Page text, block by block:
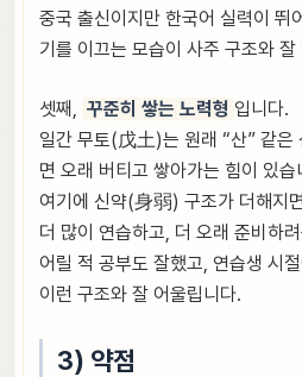
중국 출신이지만 한국어 실력이 뛰
기를 이끄는 모습이 사주 구조와 잘
셋째, 꾸준히 쌓는 노력형 입니다.
일간 무토(戊土)는 원래 “산” 같은
면 오래 버티고 쌓아가는 힘이 있습
여기에 신약(身弱) 구조가 더해지
더 많이 연습하고, 더 오래 준비하
어릴 적 공부도 잘했고, 연습생 시
이런 구조와 잘 어울립니다.
3) 약점